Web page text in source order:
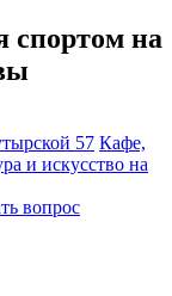
спортом на
57 Кафе,
и искусство на
вопрос